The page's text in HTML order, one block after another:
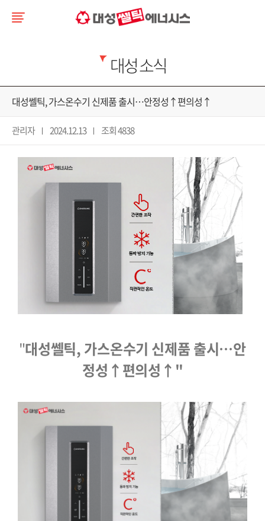
대성 소식
대성쎌틱, 가스온수기 신제품 출시…안정성↑편의성↑
관리자 2024.12.13 조회 4838
"대성쎌틱, 가스온수기 신제품 출시…안
정성↑편의성↑ "